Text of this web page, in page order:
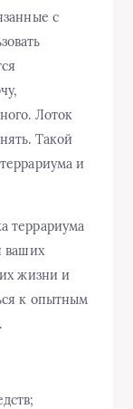
с
Лоток
Такой
и
террариума
ваших
жизни и
к опытным